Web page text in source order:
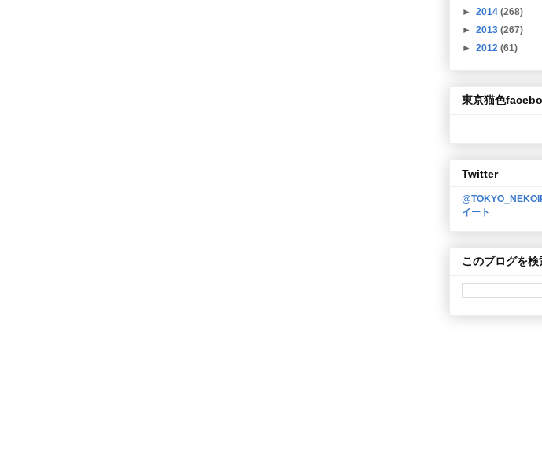
► 2014 (268)
► 2013 (267)
► 2012 (61)
東京猫色
Twitter
イート
このブログを検